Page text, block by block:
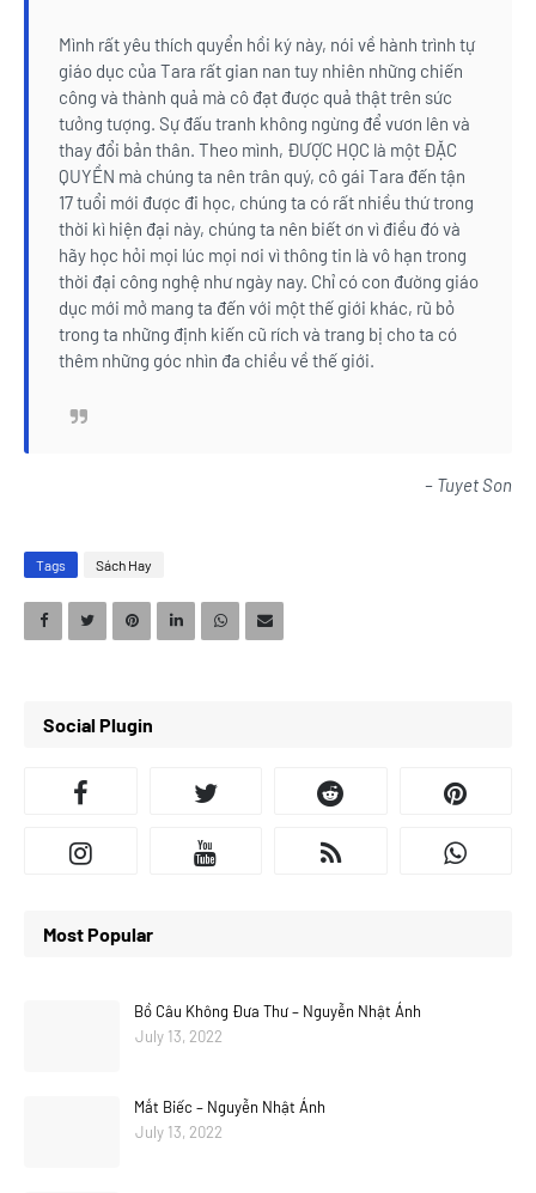
Mình rất yêu thích quyển hồi ký này, nói về hành trình tự
giáo dục của Tara rất gian nan tuy nhiên những chiến
công và thành quả mà cô đạt được quả thật trên sức
tưởng tượng. Sự đấu tranh không ngừng để vươn lên và
thay đổi bản thân. Theo mình, ĐƯỢC HỌC là một ĐẶC
QUYỀN mà chúng ta nên trân quý, cô gái Tara đến tận
17 tuổi mới được đi học, chúng ta có rất nhiều thứ trong
thời kì hiện đại này, chúng ta nên biết ơn vì điều đó và
hãy học hỏi mọi lúc mọi nơi vì thông tin là vô hạn trong
thời đại công nghệ như ngày nay. Chỉ có con đường giáo
dục mới mở mang ta đến với một thế giới khác, rũ bỏ
trong ta những định kiến cũ rích và trang bị cho ta có
thêm những góc nhìn đa chiều về thế giới.
– Tuyet Son
Tags Sách Hay
Social Plugin
Most Popular
Bồ Câu Không Đưa Thư – Nguyễn Nhật Ánh
July 13, 2022
Mắt Biếc – Nguyễn Nhật Ánh
July 13, 2022